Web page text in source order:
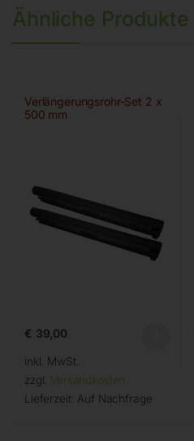
Ähnliche Produkte
Verlängerungsrohr-Set 2 x
500 mm
€ 39,00
inkl. MwSt.
zzgl. Versandkosten
Lieferzeit: Auf Nachfrage